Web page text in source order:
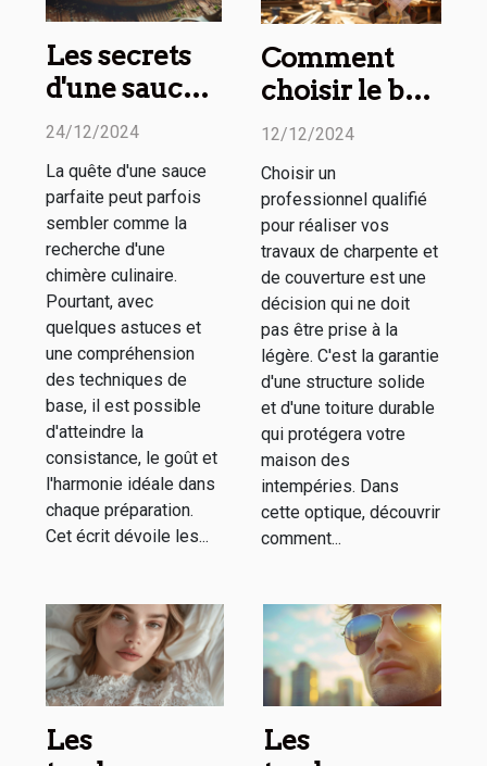
Les secrets
d'une sauce
parfaite à
24/12/2024
La quête d'une sauce
parfaite peut parfois
sembler comme la
recherche d'une
chimère culinaire.
Pourtant, avec
quelques astuces et
une compréhension
des techniques de
base, il est possible
d'atteindre la
consistance, le goût et
l'harmonie idéale dans
chaque préparation.
Cet écrit dévoile les...
Comment
choisir le bon
professionnel
travaux de
charpente et
couverture
12/12/2024
Choisir un
professionnel qualifié
pour réaliser vos
travaux de charpente et
de couverture est une
décision qui ne doit
pas être prise à la
légère. C'est la garantie
d'une structure solide
et d'une toiture durable
qui protégera votre
maison des
intempéries. Dans
cette optique, découvrir
comment...
Les
Les